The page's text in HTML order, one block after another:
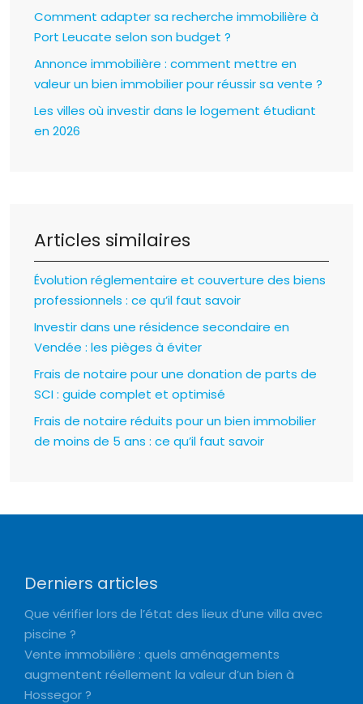
Comment adapter sa recherche immobilière à
Port Leucate selon son budget ?
Annonce immobilière : comment mettre en
valeur un bien immobilier pour réussir sa vente ?
Les villes où investir dans le logement étudiant
en 2026
Articles similaires
Évolution réglementaire et couverture des biens
professionnels : ce qu’il faut savoir
Investir dans une résidence secondaire en
Vendée : les pièges à éviter
Frais de notaire pour une donation de parts de
SCI : guide complet et optimisé
Frais de notaire réduits pour un bien immobilier
de moins de 5 ans : ce qu’il faut savoir
Derniers articles
Que vérifier lors de l’état des lieux d’une villa avec
piscine ?
Vente immobilière : quels aménagements
augmentent réellement la valeur d’un bien à
Hossegor ?